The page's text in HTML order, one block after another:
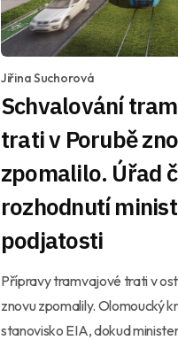
Jiřina Suchorová
Schvalování
trati v Porubě
zpomalilo. Úřad
rozhodnutí
podjatosti
Přípravy tramvajové trati v
znovu zpomalily. Olomoucký
stanovisko EIA, dokud